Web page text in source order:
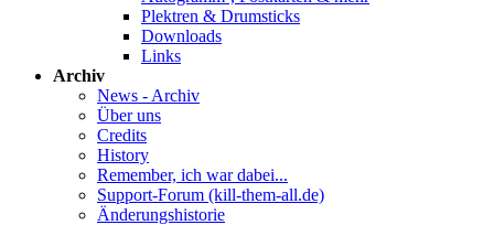
Plektren & Drumsticks
Downloads
Links
Archiv
News - Archiv
Über uns
Credits
History
Remember, ich war dabei...
Support-Forum (kill-them-all.de)
Änderungshistorie